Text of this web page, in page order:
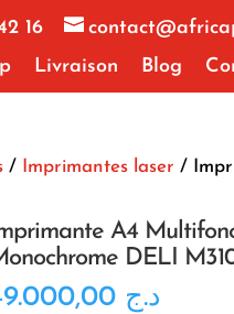
16
Livraison Blog
/ Imprimantes laser /
A4
DELI
د.ج 49.000,00